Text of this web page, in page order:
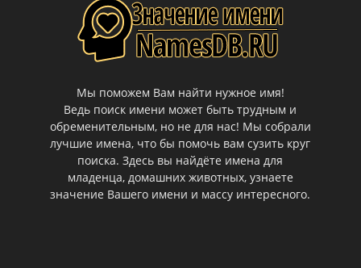
Мы поможем Вам найти нужное имя!
Ведь поиск имени может быть трудным и
обременительным, но не для нас! Мы собрали
лучшие имена, что бы помочь вам сузить круг
поиска. Здесь вы найдёте имена для
младенца, домашних животных, узнаете
значение Вашего имени и массу интересного.